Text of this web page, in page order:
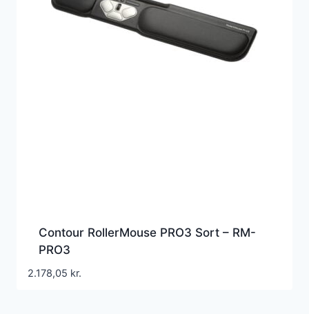
Contour RollerMouse PRO3 Sort – RM-
PRO3
2.178,05 kr.